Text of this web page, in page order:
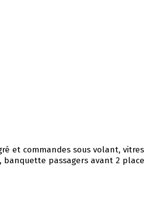
et commandes sous volant,
passagers avant 2